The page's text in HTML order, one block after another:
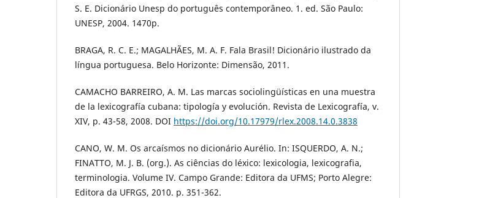
S. E. Dicionário Unesp do português contemporâneo. 1. ed. São Paulo:
UNESP, 2004. 1470p.
BRAGA, R. C. E.; MAGALHÃES, M. A. F. Fala Brasil! Dicionário ilustrado da
língua portuguesa. Belo Horizonte: Dimensão, 2011.
CAMACHO BARREIRO, A. M. Las marcas sociolingüísticas en una muestra
de la lexicografía cubana: tipología y evolución. Revista de Lexicografía, v.
XIV, p. 43-58, 2008. DOI https://doi.org/10.17979/rlex.2008.14.0.3838
CANO, W. M. Os arcaísmos no dicionário Aurélio. In: ISQUERDO, A. N.;
FINATTO, M. J. B. (org.). As ciências do léxico: lexicologia, lexicografia,
terminologia. Volume IV. Campo Grande: Editora da UFMS; Porto Alegre:
Editora da UFRGS, 2010. p. 351-362.